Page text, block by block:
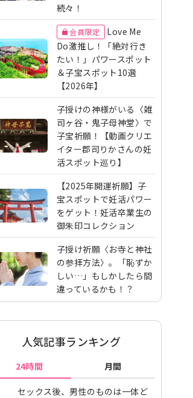
続々！
会員限定
Love Me
Do激推し！「絶対行き
たい！」パワースポット
＆子宝スポット10選
【2026年】
子授けの神様がいる〈雑
司ヶ谷・鬼子母神堂〉で
子宝祈願！【動画クリエ
イター郡司りかさんの妊
活スポット巡り】
【2025年開運祈願】子
宝スポットで妊活パワー
をゲット！妊活卒業生の
御朱印コレクション
子授け祈願〈お寺と神社
の参拝方法〉。「恥ずか
しい…」もしかしたら間
違っているかも！？
人気記事ランキング
24時間 月間
セックス後、男性のものは一体ど